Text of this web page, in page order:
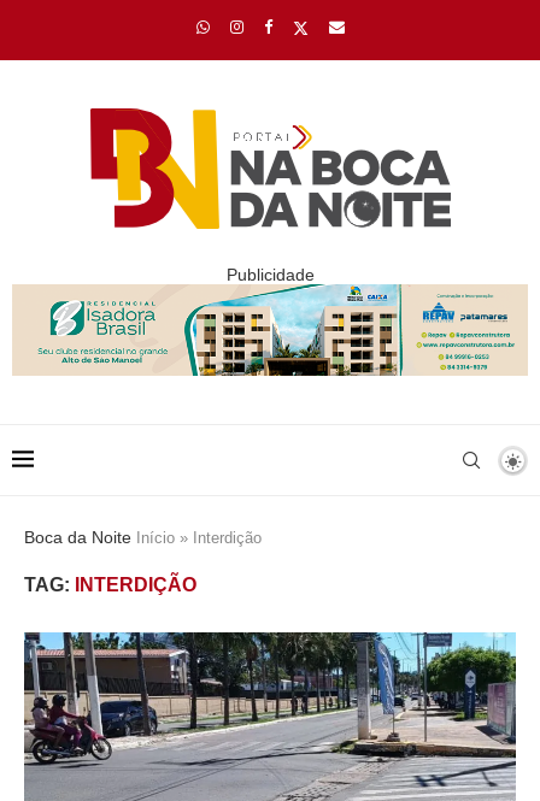
Publicidade
Boca da Noite Início » Interdição
TAG: INTERDIÇÃO